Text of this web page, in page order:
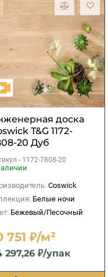
доска
T&G 1172-
20 Дуб
- 1172-7808-20
Coswick
Белые ночи
Бежевый/Песочный
751 ₽/м²
297,26 ₽/упак